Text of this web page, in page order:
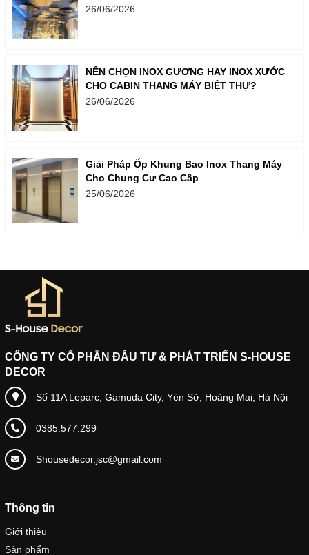
SANG TRỌNG
26/06/2026
NÊN CHỌN INOX GƯƠNG HAY INOX XƯỚC
CHO CABIN THANG MÁY BIỆT THỰ?
26/06/2026
Giải Pháp Ốp Khung Bao Inox Thang Máy
Cho Chung Cư Cao Cấp
25/06/2026
CÔNG TY CỔ PHẦN ĐẦU TƯ & PHÁT TRIỂN S-HOUSE
DECOR
Số 11A Leparc, Gamuda City, Yên Sở, Hoàng Mai, Hà Nội
0385.577.299
Shousedecor.jsc@gmail.com
Thông tin
Giới thiệu
Sản phẩm